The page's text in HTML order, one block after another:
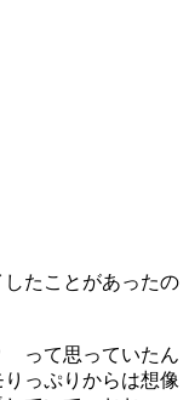
たことがあったの
って思っていたん
っぷりからは想像